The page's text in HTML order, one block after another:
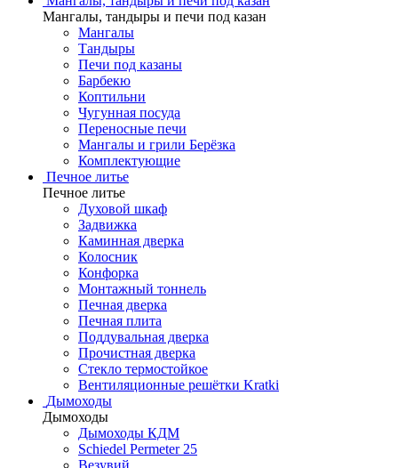
Мангалы, тандыры и печи под казан
Мангалы
Тандыры
Печи под казаны
Барбекю
Коптильни
Чугунная посуда
Переносные печи
Мангалы и грили Берёзка
Комплектующие
Печное литье
Печное литье
Духовой шкаф
Задвижка
Каминная дверка
Колосник
Конфорка
Монтажный тоннель
Печная дверка
Печная плита
Поддувальная дверка
Прочистная дверка
Стекло термостойкое
Вентиляционные решётки Kratki
Дымоходы
Дымоходы
Дымоходы КДМ
Schiedel Permeter 25
Везувий